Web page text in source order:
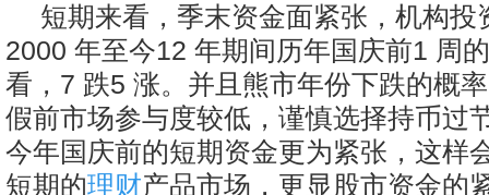
短期来看，季末资金面紧张，机构投
2000 年至今12 年期间历年国庆前1 周
看，7 跌5 涨。并且熊市年份下跌的概
假前市场参与度较低，谨慎选择持币过
今年国庆前的短期资金更为紧张，这样
短期的理财产品市场，更显股市资金的